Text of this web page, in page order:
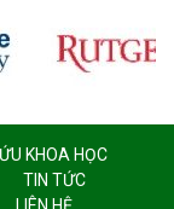
KHOA HỌC
TIN TỨC
LIÊN HỆ